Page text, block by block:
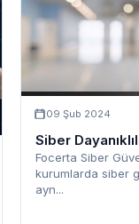
09 Şub 2024
Siber
Focerta Siber
kurumlarda siber
ayn...